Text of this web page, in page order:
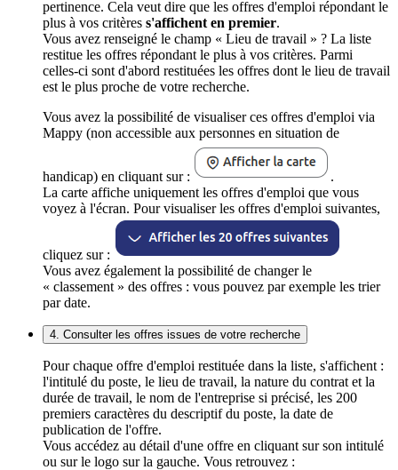
pertinence. Cela veut dire que les offres d'emploi répondant le
plus à vos critères s'affichent en premier.
Vous avez renseigné le champ « Lieu de travail » ? La liste
restitue les offres répondant le plus à vos critères. Parmi
celles-ci sont d'abord restituées les offres dont le lieu de travail
est le plus proche de votre recherche.
Vous avez la possibilité de visualiser ces offres d'emploi via
Mappy (non accessible aux personnes en situation de
handicap) en cliquant sur :
.
La carte affiche uniquement les offres d'emploi que vous
voyez à l'écran. Pour visualiser les offres d'emploi suivantes,
cliquez sur :
Vous avez également la possibilité de changer le
« classement » des offres : vous pouvez par exemple les trier
par date.
4. Consulter les offres issues de votre recherche
Pour chaque offre d'emploi restituée dans la liste, s'affichent :
l'intitulé du poste, le lieu de travail, la nature du contrat et la
durée de travail, le nom de l'entreprise si précisé, les 200
premiers caractères du descriptif du poste, la date de
publication de l'offre.
Vous accédez au détail d'une offre en cliquant sur son intitulé
ou sur le logo sur la gauche. Vous retrouvez :